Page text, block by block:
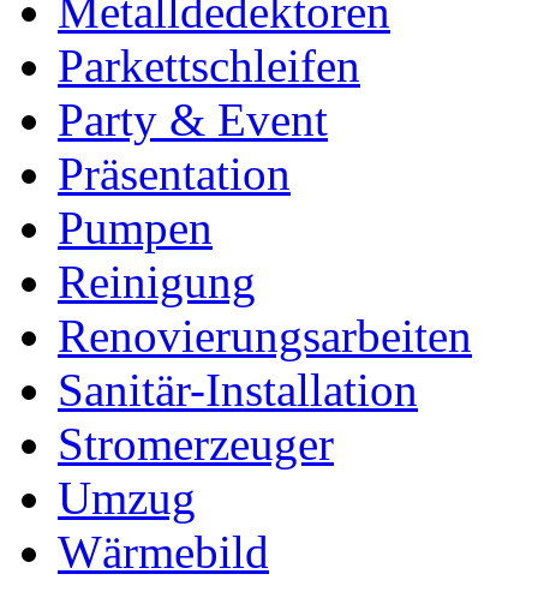
Metalldedektoren
Parkettschleifen
Party & Event
Präsentation
Pumpen
Reinigung
Renovierungsarbeiten
Sanitär-Installation
Stromerzeuger
Umzug
Wärmebild